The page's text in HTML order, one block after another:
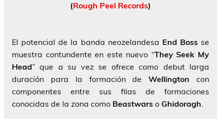
(Rough Peel Records)
El potencial de la banda neozelandesa End Bossse
muestra contundente en este nuevo “They Seek My
Head” que a su vez se ofrece como debut larga
duración para la formación deWellington con
componentes entre sus filas de formaciones
conocidas de la zona como Beastwars o Ghidoragh.